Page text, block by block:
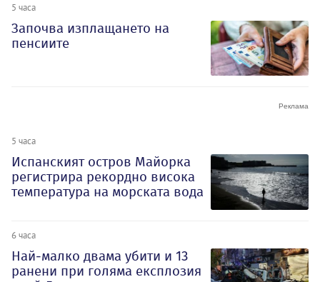
5 часа
Започва изплащането на
пенсиите
5 часа
Испанският остров Майорка
регистрира рекордно висока
температура на морската вода
6 часа
Най-малко двама убити и 13
ранени при голяма експлозия